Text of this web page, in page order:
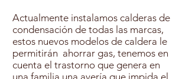
Actualmente instalamos calderas de
condensación de todas las marcas,
estos nuevos modelos de caldera le
permitirán ahorrar gas, tenemos en
cuenta el trastorno que genera en
una familia una avería que impida el